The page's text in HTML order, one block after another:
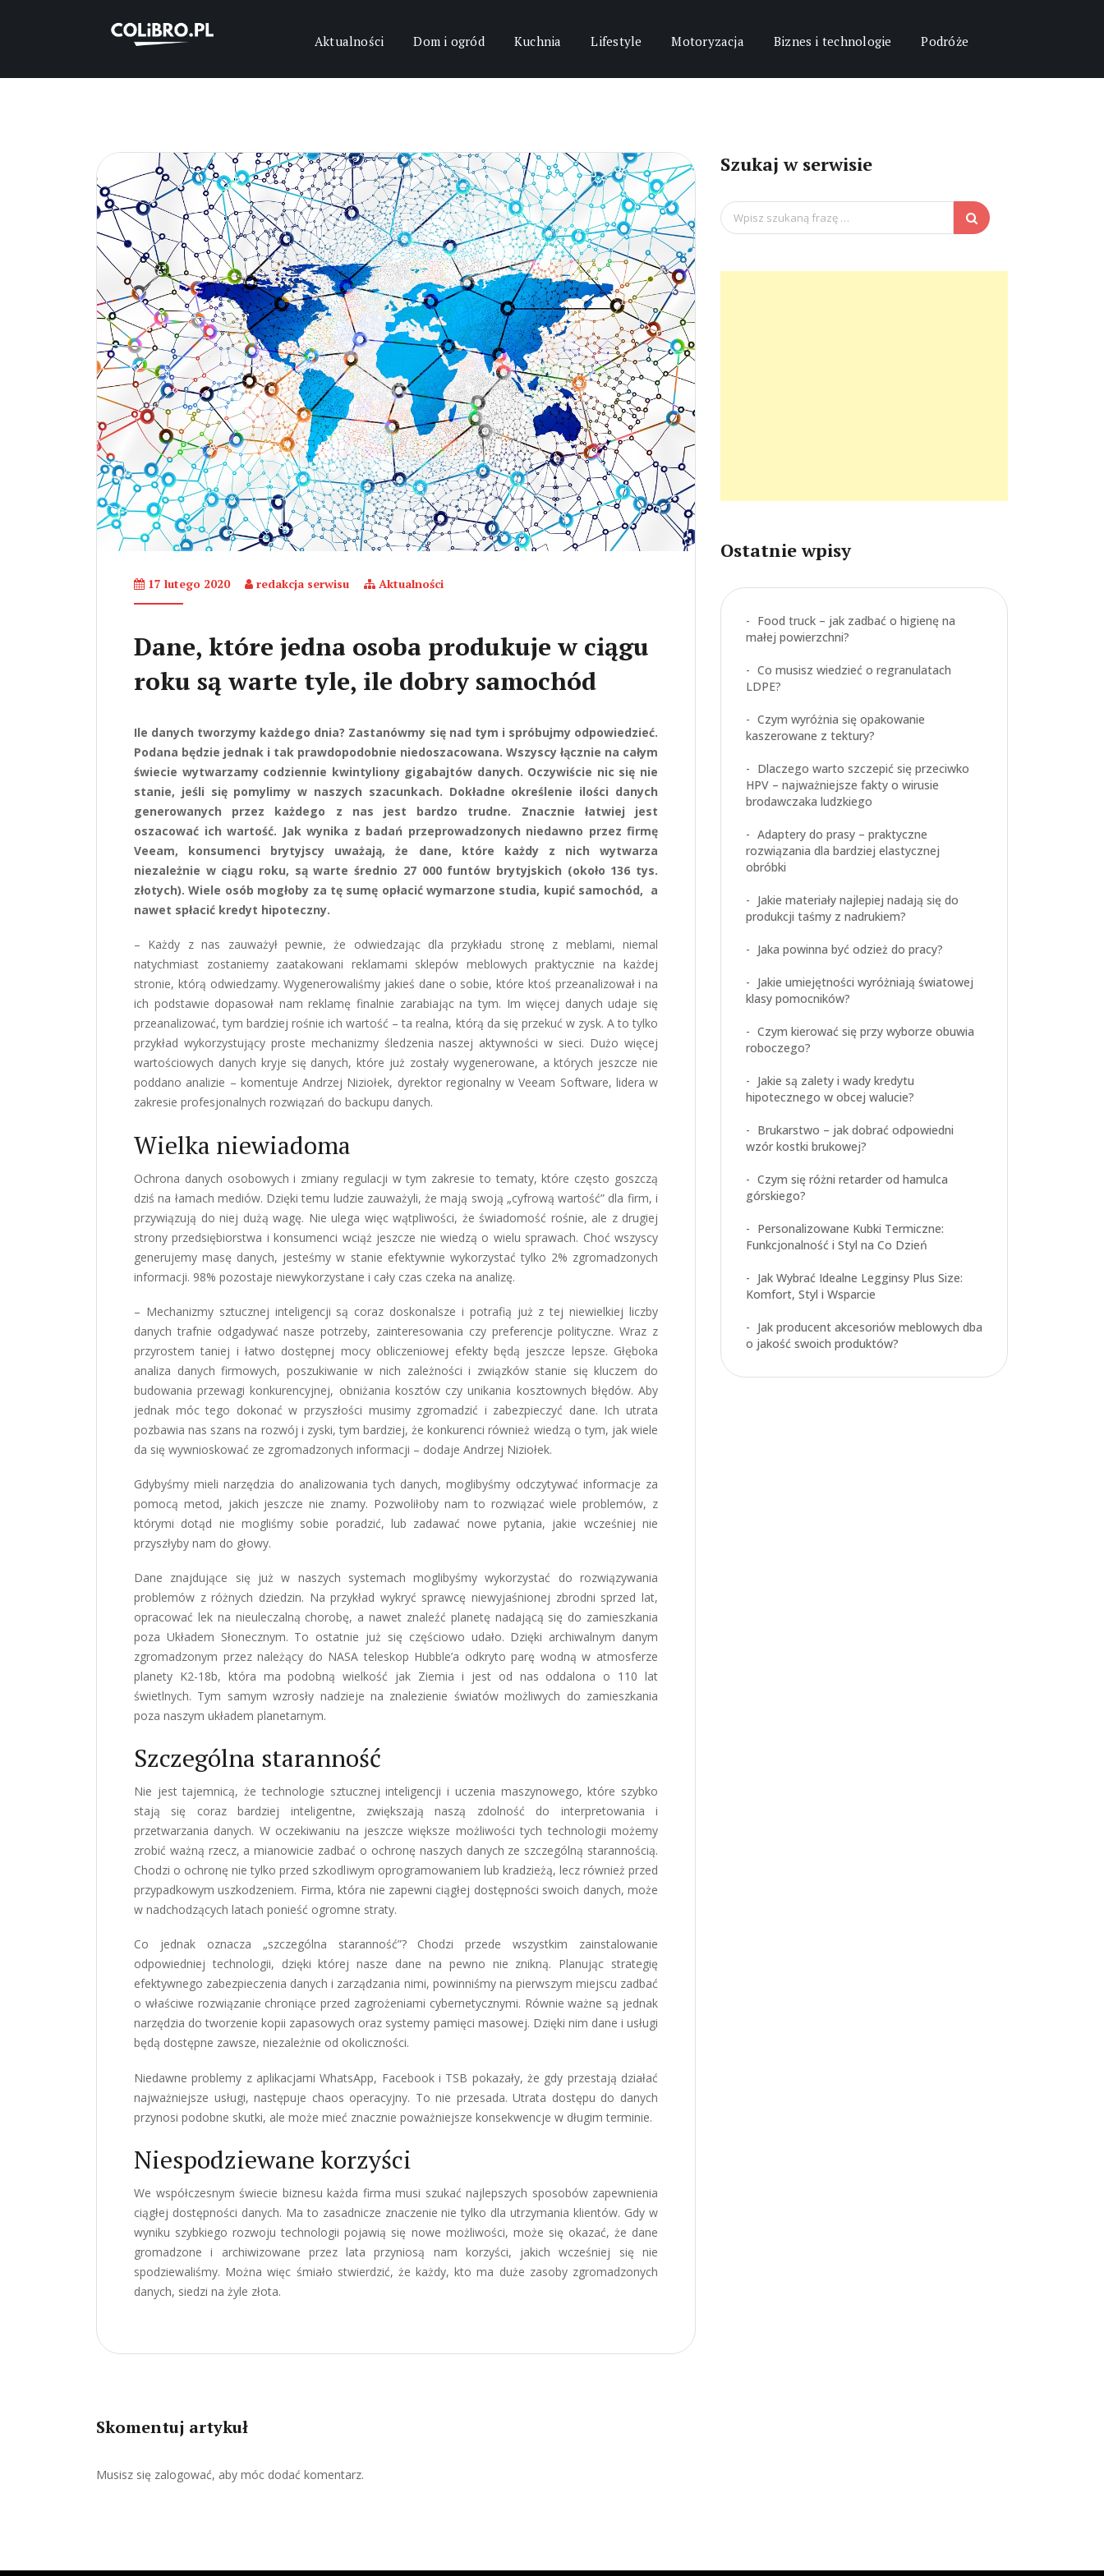
Aktualności Dom i ogród Kuchnia Lifestyle Motoryzacja Biznes i technologie Podróże
17 lutego 2020 redakcja serwisu Aktualności
Dane, które jedna osoba produkuje w ciągu
roku są warte tyle, ile dobry samochód
Ile danych tworzymy każdego dnia? Zastanówmy się nad tym i spróbujmy odpowiedzieć.
Podana będzie jednak i tak prawdopodobnie niedoszacowana. Wszyscy łącznie na całym
świecie wytwarzamy codziennie kwintyliony gigabajtów danych. Oczywiście nic się nie
stanie, jeśli się pomylimy w naszych szacunkach. Dokładne określenie ilości danych
generowanych przez każdego z nas jest bardzo trudne. Znacznie łatwiej jest
oszacować ich wartość. Jak wynika z badań przeprowadzonych niedawno przez firmę
Veeam, konsumenci brytyjscy uważają, że dane, które każdy z nich wytwarza
niezależnie w ciągu roku, są warte średnio 27 000 funtów brytyjskich (około 136 tys.
złotych). Wiele osób mogłoby za tę sumę opłacić wymarzone studia, kupić samochód, a
nawet spłacić kredyt hipoteczny.
– Każdy z nas zauważył pewnie, że odwiedzając dla przykładu stronę z meblami, niemal
natychmiast zostaniemy zaatakowani reklamami sklepów meblowych praktycznie na każdej
stronie, którą odwiedzamy. Wygenerowaliśmy jakieś dane o sobie, które ktoś przeanalizował i na
ich podstawie dopasował nam reklamę finalnie zarabiając na tym. Im więcej danych udaje się
przeanalizować, tym bardziej rośnie ich wartość – ta realna, którą da się przekuć w zysk. A to tylko
przykład wykorzystujący proste mechanizmy śledzenia naszej aktywności w sieci. Dużo więcej
wartościowych danych kryje się danych, które już zostały wygenerowane, a których jeszcze nie
poddano analizie – komentuje Andrzej Niziołek, dyrektor regionalny w Veeam Software, lidera w
zakresie profesjonalnych rozwiązań do backupu danych.
Wielka niewiadoma
Ochrona danych osobowych i zmiany regulacji w tym zakresie to tematy, które często goszczą
dziś na łamach mediów. Dzięki temu ludzie zauważyli, że mają swoją „cyfrową wartość” dla firm, i
przywiązują do niej dużą wagę. Nie ulega więc wątpliwości, że świadomość rośnie, ale z drugiej
strony przedsiębiorstwa i konsumenci wciąż jeszcze nie wiedzą o wielu sprawach. Choć wszyscy
generujemy masę danych, jesteśmy w stanie efektywnie wykorzystać tylko 2% zgromadzonych
informacji. 98% pozostaje niewykorzystane i cały czas czeka na analizę.
– Mechanizmy sztucznej inteligencji są coraz doskonalsze i potrafią już z tej niewielkiej liczby
danych trafnie odgadywać nasze potrzeby, zainteresowania czy preferencje polityczne. Wraz z
przyrostem taniej i łatwo dostępnej mocy obliczeniowej efekty będą jeszcze lepsze. Głęboka
analiza danych firmowych, poszukiwanie w nich zależności i związków stanie się kluczem do
budowania przewagi konkurencyjnej, obniżania kosztów czy unikania kosztownych błędów. Aby
jednak móc tego dokonać w przyszłości musimy zgromadzić i zabezpieczyć dane. Ich utrata
pozbawia nas szans na rozwój i zyski, tym bardziej, że konkurenci również wiedzą o tym, jak wiele
da się wywnioskować ze zgromadzonych informacji – dodaje Andrzej Niziołek.
Gdybyśmy mieli narzędzia do analizowania tych danych, moglibyśmy odczytywać informacje za
pomocą metod, jakich jeszcze nie znamy. Pozwoliłoby nam to rozwiązać wiele problemów, z
którymi dotąd nie mogliśmy sobie poradzić, lub zadawać nowe pytania, jakie wcześniej nie
przyszłyby nam do głowy.
Dane znajdujące się już w naszych systemach moglibyśmy wykorzystać do rozwiązywania
problemów z różnych dziedzin. Na przykład wykryć sprawcę niewyjaśnionej zbrodni sprzed lat,
opracować lek na nieuleczalną chorobę, a nawet znaleźć planetę nadającą się do zamieszkania
poza Układem Słonecznym. To ostatnie już się częściowo udało. Dzięki archiwalnym danym
zgromadzonym przez należący do NASA teleskop Hubble’a odkryto parę wodną w atmosferze
planety K2-18b, która ma podobną wielkość jak Ziemia i jest od nas oddalona o 110 lat
świetlnych. Tym samym wzrosły nadzieje na znalezienie światów możliwych do zamieszkania
poza naszym układem planetarnym.
Szczególna staranność
Nie jest tajemnicą, że technologie sztucznej inteligencji i uczenia maszynowego, które szybko
stają się coraz bardziej inteligentne, zwiększają naszą zdolność do interpretowania i
przetwarzania danych. W oczekiwaniu na jeszcze większe możliwości tych technologii możemy
zrobić ważną rzecz, a mianowicie zadbać o ochronę naszych danych ze szczególną starannością.
Chodzi o ochronę nie tylko przed szkodliwym oprogramowaniem lub kradzieżą, lecz również przed
przypadkowym uszkodzeniem. Firma, która nie zapewni ciągłej dostępności swoich danych, może
w nadchodzących latach ponieść ogromne straty.
Co jednak oznacza „szczególna staranność”? Chodzi przede wszystkim zainstalowanie
odpowiedniej technologii, dzięki której nasze dane na pewno nie znikną. Planując strategię
efektywnego zabezpieczenia danych i zarządzania nimi, powinniśmy na pierwszym miejscu zadbać
o właściwe rozwiązanie chroniące przed zagrożeniami cybernetycznymi. Równie ważne są jednak
narzędzia do tworzenie kopii zapasowych oraz systemy pamięci masowej. Dzięki nim dane i usługi
będą dostępne zawsze, niezależnie od okoliczności.
Niedawne problemy z aplikacjami WhatsApp, Facebook i TSB pokazały, że gdy przestają działać
najważniejsze usługi, następuje chaos operacyjny. To nie przesada. Utrata dostępu do danych
przynosi podobne skutki, ale może mieć znacznie poważniejsze konsekwencje w długim terminie.
Niespodziewane korzyści
We współczesnym świecie biznesu każda firma musi szukać najlepszych sposobów zapewnienia
ciągłej dostępności danych. Ma to zasadnicze znaczenie nie tylko dla utrzymania klientów. Gdy w
wyniku szybkiego rozwoju technologii pojawią się nowe możliwości, może się okazać, że dane
gromadzone i archiwizowane przez lata przyniosą nam korzyści, jakich wcześniej się nie
spodziewaliśmy. Można więc śmiało stwierdzić, że każdy, kto ma duże zasoby zgromadzonych
danych, siedzi na żyle złota.
Skomentuj artykuł
Musisz się zalogować, aby móc dodać komentarz.
Szukaj w serwisie
Search
for:
Ostatnie wpisy
Food truck – jak zadbać o higienę na
małej powierzchni?
Co musisz wiedzieć o regranulatach
LDPE?
Czym wyróżnia się opakowanie
kaszerowane z tektury?
Dlaczego warto szczepić się przeciwko
HPV – najważniejsze fakty o wirusie
brodawczaka ludzkiego
Adaptery do prasy – praktyczne
rozwiązania dla bardziej elastycznej
obróbki
Jakie materiały najlepiej nadają się do
produkcji taśmy z nadrukiem?
Jaka powinna być odzież do pracy?
Jakie umiejętności wyróżniają światowej
klasy pomocników?
Czym kierować się przy wyborze obuwia
roboczego?
Jakie są zalety i wady kredytu
hipotecznego w obcej walucie?
Brukarstwo – jak dobrać odpowiedni
wzór kostki brukowej?
Czym się różni retarder od hamulca
górskiego?
Personalizowane Kubki Termiczne:
Funkcjonalność i Styl na Co Dzień
Jak Wybrać Idealne Legginsy Plus Size:
Komfort, Styl i Wsparcie
Jak producent akcesoriów meblowych dba
o jakość swoich produktów?